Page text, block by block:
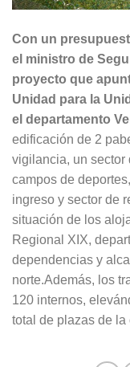
Con un
el ministro de
proyecto que
Unidad para la
el departamento
edificación de 2
vigilancia, un sector
campos de
ingreso y sector de
situación de los
Regional XIX,
dependencias y
norte.Además, los
120 internos,
total de plazas de